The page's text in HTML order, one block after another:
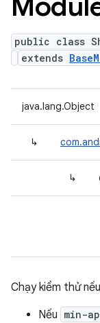
public class
extends
java.lang.Object
↳
↳
Chạy kiểm thử
Nếu min-